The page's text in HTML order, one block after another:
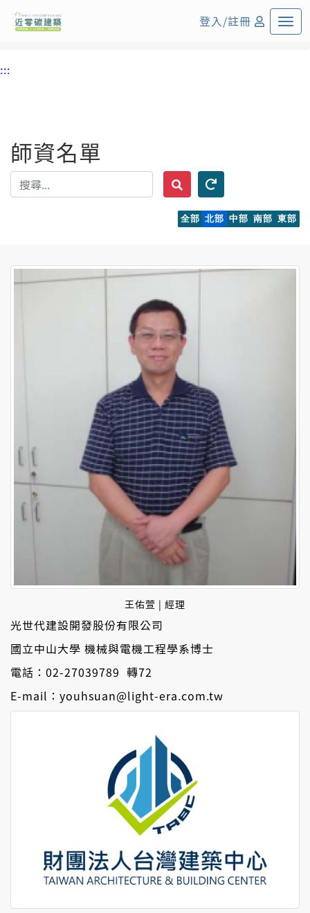
登入/註冊
首頁
:::
師資名單
全部 北部 中部 南部 東部
王佑萱 | 經理
光世代建設開發股份有限公司
國立中山大學 機械與電機工程學系博士
電話：02-27039789 轉72
E-mail：youhsuan@light-era.com.tw